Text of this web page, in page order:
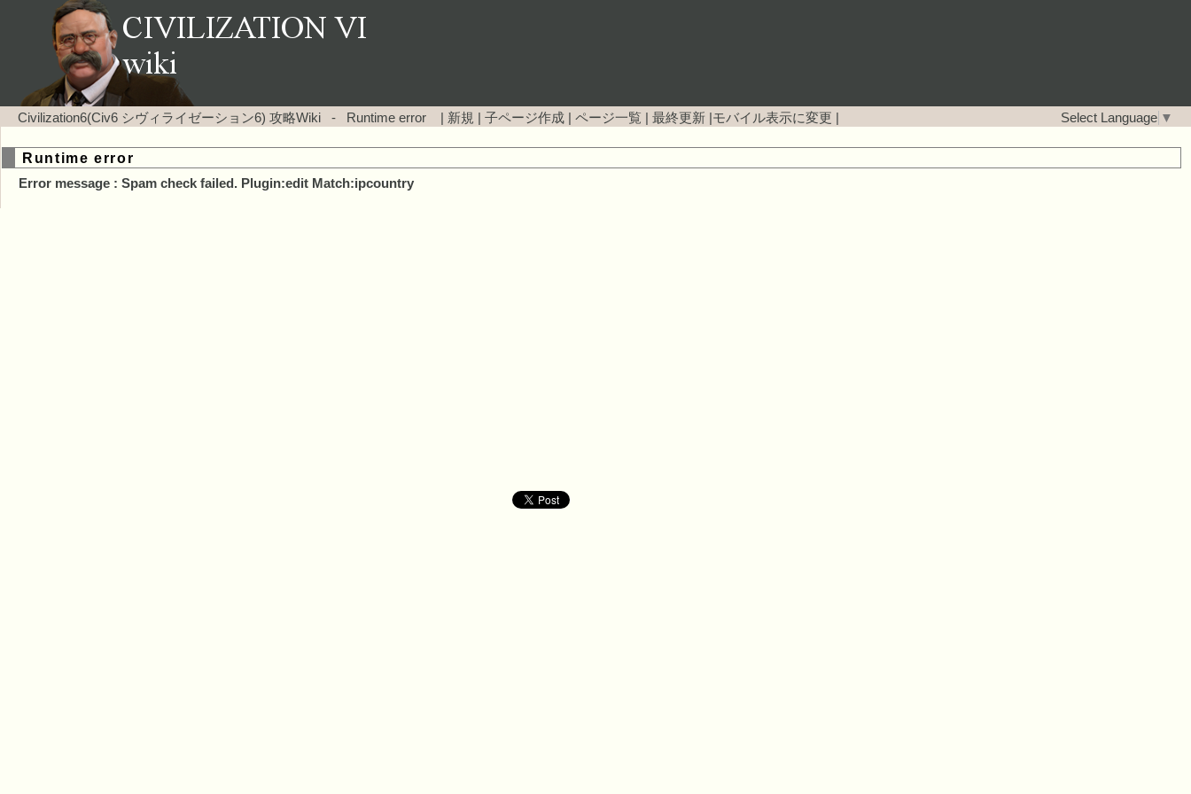
Civilization6(Civ6 シヴィライゼーション6) 攻略Wiki - Runtime error | 新規 子ページ作成 ページ一覧 最終更新 モバイル表示に変更 Select Language ▼
Runtime error
Error message : Spam check failed. Plugin:edit Match:ipcountry